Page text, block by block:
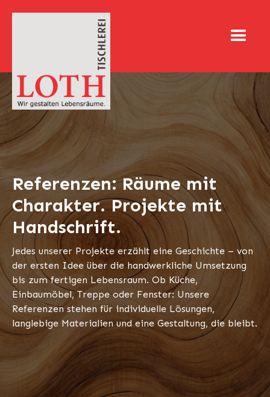
Referenzen: Räume mit
Charakter. Projekte mit
Handschrift.
Jedes unserer Projekte erzählt eine Geschichte – von
der ersten Idee über die handwerkliche Umsetzung
bis zum fertigen Lebensraum. Ob Küche,
Einbaumöbel, Treppe oder Fenster: Unsere
Referenzen stehen für individuelle Lösungen,
langlebige Materialien und eine Gestaltung, die bleibt.